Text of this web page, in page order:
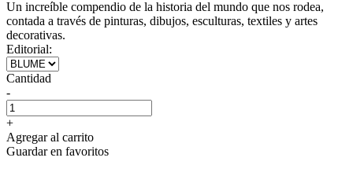
Un increíble compendio de la historia del mundo que nos rodea,
contada a través de pinturas, dibujos, esculturas, textiles y artes
decorativas.
Editorial:
Cantidad
-
+
Agregar al carrito
Guardar en favoritos